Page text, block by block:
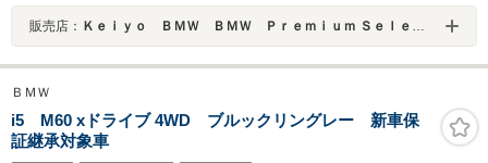
販売店： Ｋｅｉｙｏ ＢＭＷ ＢＭＷ Ｐｒｅｍｉｕｍ Ｓｅｌｅｃｔｉｏｎ 成田／（株）モトーレンレピオ
ＢＭＷ
i5 M60 xドライブ 4WD ブルックリングレー 新車保
証継承対象車